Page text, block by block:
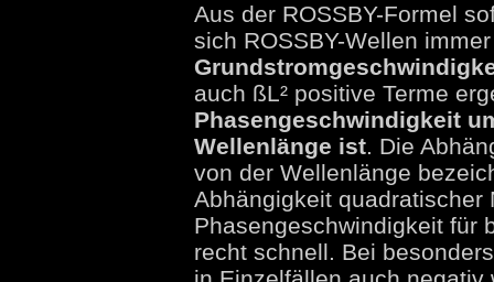
Aus der ROSSBY-Formel
sich ROSSBY-Wellen
auch ßL² positive Terme
Phasengeschwindigkeit
Wellenlänge ist. Die
von der Wellenlänge
Abhängigkeit quadratischer
Phasengeschwindigkeit für
recht schnell. Bei